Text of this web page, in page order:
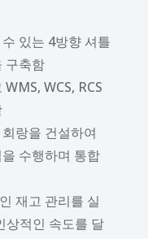
있는 4방향 셔틀
구축함
WCS, RCS
랑을 건설하여
수행하며 통합
재고 관리를 실
상적인 속도를 달